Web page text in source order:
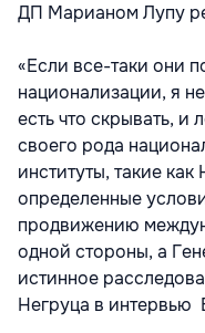
ДП Марианом Лупу
«Если все-таки они
национализации, я
есть что скрывать, и
своего рода
институты, такие
определенные
продвижению
одной стороны, а
истинное
Негруца в интервью